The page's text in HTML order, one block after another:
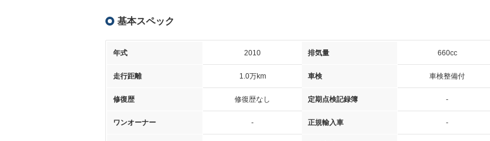
基本スペック
年式 2010 排気量 660cc
走行距離 1.0万km 車検 車検整備付
修復歴 修復歴なし 定期点検記録簿 -
ワンオーナー - 正規輸入車 -